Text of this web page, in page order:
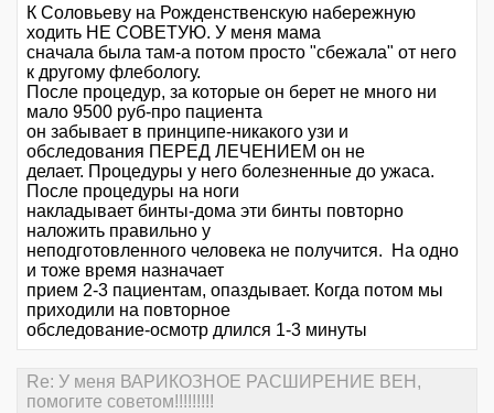
К Соловьеву на Рожденственскую набережную
ходить НЕ СОВЕТУЮ. У меня мама
сначала была там-а потом просто "сбежала" от него
к другому флебологу.
После процедур, за которые он берет не много ни
мало 9500 руб-про пациента
он забывает в принципе-никакого узи и
обследования ПЕРЕД ЛЕЧЕНИЕМ он не
делает. Процедуры у него болезненные до ужаса.
После процедуры на ноги
накладывает бинты-дома эти бинты повторно
наложить правильно у
неподготовленного человека не получится. На одно
и тоже время назначает
прием 2-3 пациентам, опаздывает. Когда потом мы
приходили на повторное
обследование-осмотр длился 1-3 минуты
Re: У меня ВАРИКОЗНОЕ РАСШИРЕНИЕ ВЕН,
помогите советом!!!!!!!!!